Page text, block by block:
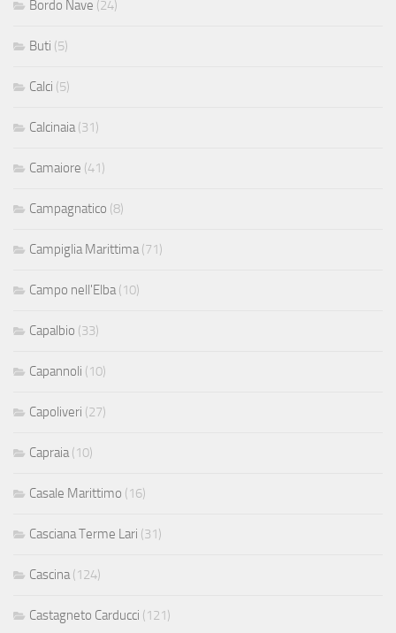
Bordo Nave (24)
Buti (5)
Calci (5)
Calcinaia (31)
Camaiore (41)
Campagnatico (8)
Campiglia Marittima (71)
Campo nell'Elba (10)
Capalbio (33)
Capannoli (10)
Capoliveri (27)
Capraia (10)
Casale Marittimo (16)
Casciana Terme Lari (31)
Cascina (124)
Castagneto Carducci (121)